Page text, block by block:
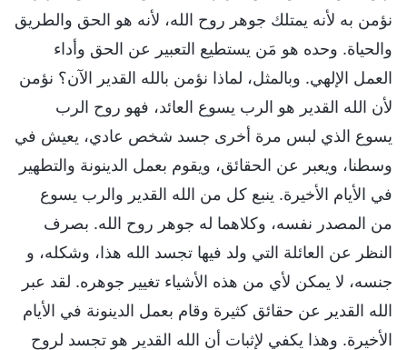
نؤمن به لأنه يمتلك جوهر روح الله، لأنه هو الحق والطريق
والحياة. وحده هو مَن يستطيع التعبير عن الحق وأداء
العمل الإلهي. وبالمثل، لماذا نؤمن بالله القدير الآن؟ نؤمن
لأن الله القدير هو الرب يسوع العائد، فهو روح الرب
يسوع الذي لبس مرة أخرى جسد شخص عادي، يعيش في
وسطنا، ويعبر عن الحقائق، ويقوم بعمل الدينونة والتطهير
في الأيام الأخيرة. ينبع كل من الله القدير والرب يسوع
من المصدر نفسه، وكلاهما له جوهر روح الله. بصرف
النظر عن العائلة التي ولد فيها تجسد الله هذا، وشكله، و
جنسه، لا يمكن لأي من هذه الأشياء تغيير جوهره. لقد عبر
الله القدير عن حقائق كثيرة وقام بعمل الدينونة في الأيام
الأخيرة. وهذا يكفي لإثبات أن الله القدير هو تجسد لروح